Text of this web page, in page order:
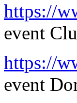
https://
event
https://
event